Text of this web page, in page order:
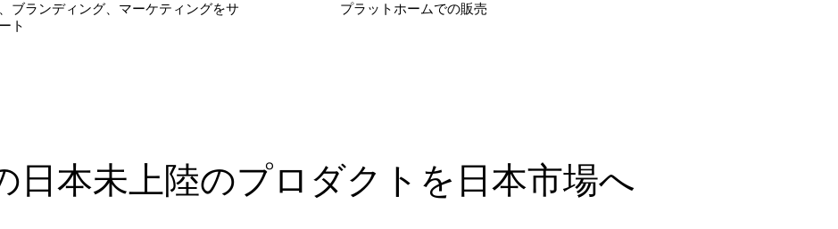
ブランディング、 マーケティングをサ
ト
​プラットホームでの販売
日本未上陸のプロダクトを日本市場へ